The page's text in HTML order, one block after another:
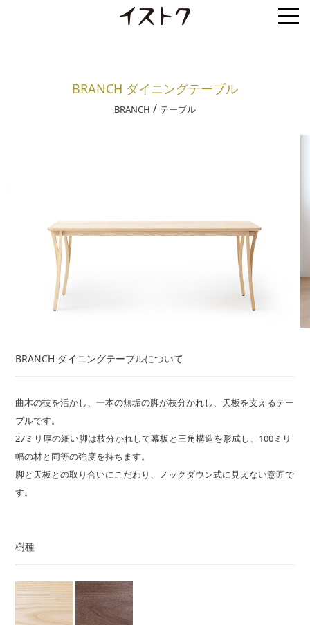
BRANCH ダイニングテーブル
BRANCH / テーブル
BRANCH ダイニングテーブルについて
曲木の技を活かし、一本の無垢の脚が枝分かれし、天板を支えるテー
ブルです。
27ミリ厚の細い脚は枝分かれして幕板と三角構造を形成し、100ミリ
幅の材と同等の強度を持ちます。
脚と天板との取り合いにこだわり、ノックダウン式に見えない意匠で
す。
樹種